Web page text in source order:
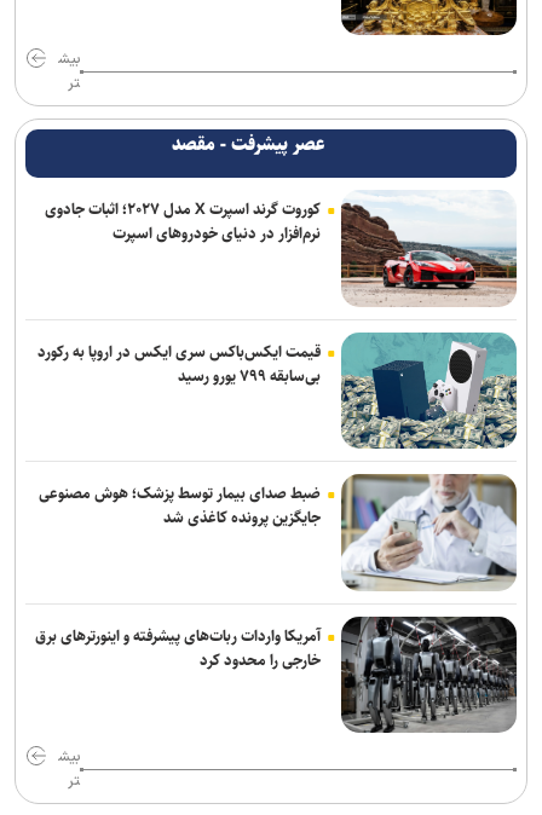
برکناری دو مقام ارشد موساد پس از ناکامی طرح علیه ایران
واشنگتن‌پست: ترامپ در محافل خصوصی از جی‌دی ونس برای انتخابات
۲۰۲۸ حمایت می‌کند
برنی سندرز: ترامپ خطرناک‌ ترین رئیس‌ جمهور تاریخ آمریکا است
نشست خبری رئیس‌جمهور فردا برگزار می‌شود
باختند
بیش
تر
عصر پیشرفت - مقصد
کوروت گرند اسپرت X مدل ۲۰۲۷؛ اثبات جادوی
نرم‌افزار در دنیای خودروهای اسپرت
قیمت ایکس‌باکس سری ایکس در اروپا به رکورد
بی‌سابقه ۷۹۹ یورو رسید
ضبط صدای بیمار توسط پزشک؛ هوش مصنوعی
جایگزین پرونده کاغذی شد
آمریکا واردات ربات‌های پیشرفته و اینورترهای برق
خارجی را محدود کرد
بیش
تر